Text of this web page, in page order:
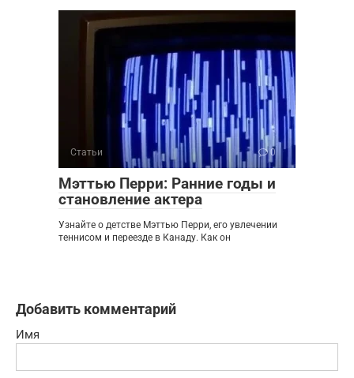
Статьи 0
Мэттью Перри: Ранние годы и
становление актера
Узнайте о детстве Мэттью Перри, его увлечении
теннисом и переезде в Канаду. Как он
Добавить комментарий
Имя